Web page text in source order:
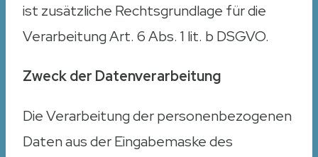
ist zusätzliche Rechtsgrundlage für die
Verarbeitung Art. 6 Abs. 1 lit. b DSGVO.
Zweck der Datenverarbeitung
Die Verarbeitung der personenbezogenen
Daten aus der Eingabemaske des